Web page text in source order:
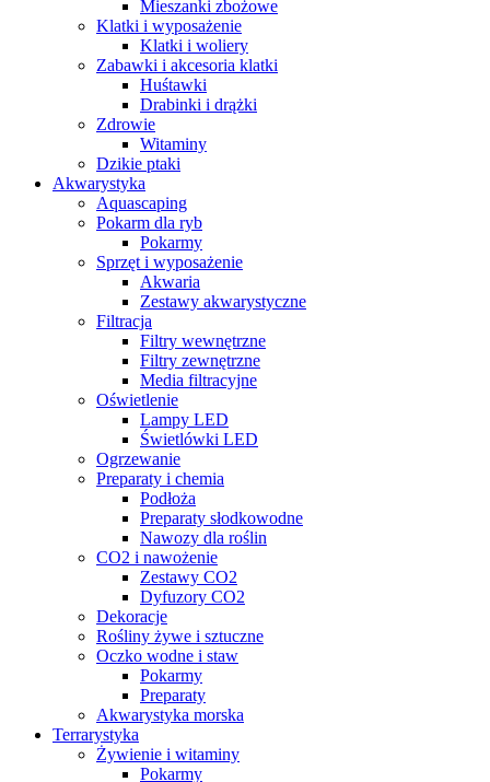
Mieszanki zbożowe
Klatki i wyposażenie
Klatki i woliery
Zabawki i akcesoria klatki
Huśtawki
Drabinki i drążki
Zdrowie
Witaminy
Dzikie ptaki
Akwarystyka
Aquascaping
Pokarm dla ryb
Pokarmy
Sprzęt i wyposażenie
Akwaria
Zestawy akwarystyczne
Filtracja
Filtry wewnętrzne
Filtry zewnętrzne
Media filtracyjne
Oświetlenie
Lampy LED
Świetlówki LED
Ogrzewanie
Preparaty i chemia
Podłoża
Preparaty słodkowodne
Nawozy dla roślin
CO2 i nawożenie
Zestawy CO2
Dyfuzory CO2
Dekoracje
Rośliny żywe i sztuczne
Oczko wodne i staw
Pokarmy
Preparaty
Akwarystyka morska
Terrarystyka
Żywienie i witaminy
Pokarmy